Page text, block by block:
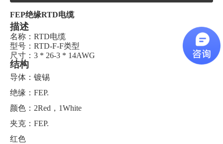
FEP绝缘RTD电缆
描述
名称：RTD电缆
型号：RTD-F-F类型
尺寸：3 * 26-3 * 14AWG
结构
导体：镀锡
绝缘：FEP.
颜色：2Red，1White
夹克：FEP.
红色